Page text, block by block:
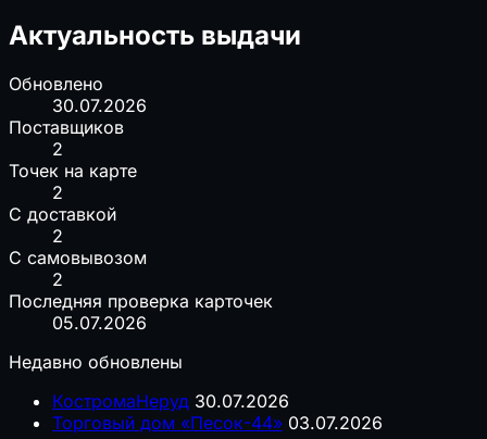
Актуальность выдачи
Обновлено
30.07.2026
Поставщиков
2
Точек на карте
2
С доставкой
2
С самовывозом
2
Последняя проверка карточек
05.07.2026
Недавно обновлены
КостромаНеруд 30.07.2026
Торговый дом «Песок-44» 03.07.2026